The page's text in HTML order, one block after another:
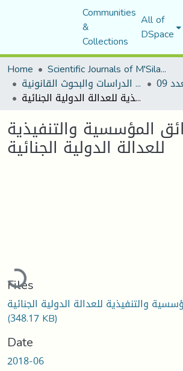
Communities
&
Collections
All of
DSpace
Home
Scientific Journals of M'Sila University
مجلة الدراسات والبحوث القانونية 09
العوائق المؤسسية والتنفيذية للعدالة الدولية الجنائية
المؤسسية والتنفيذية
للعدالة الدولية الجنائية
Loading...
Files
(348.17 KB)
Date
2018-06